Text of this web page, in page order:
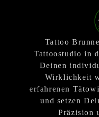
Tattoo
Tattoostudio in
Deinen
Wirklichkeit
erfahrenen
und setzen
Präzision